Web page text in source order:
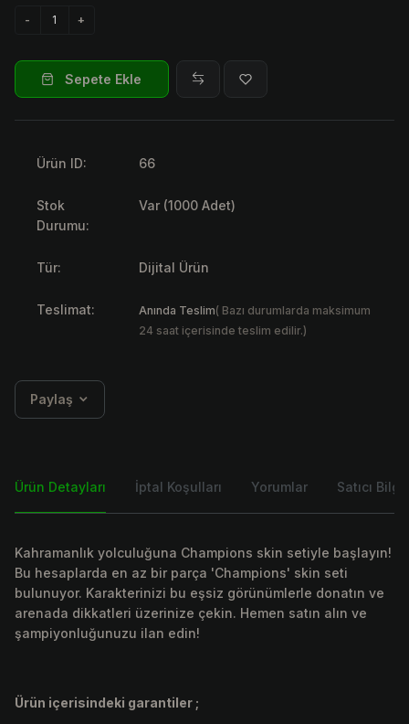
Sepete Ekle
Ürün ID: 66
Stok
Durumu:
Var (1000 Adet)
Tür: Dijital Ürün
Teslimat: Anında Teslim( Bazı durumlarda maksimum
24 saat içerisinde teslim edilir.)
Paylaş
Ürün Detayları İptal Koşulları Yorumlar Satıcı
Kahramanlık yolculuğuna Champions skin setiyle başlayın!
Bu hesaplarda en az bir parça 'Champions' skin seti
bulunuyor. Karakterinizi bu eşsiz görünümlerle donatın ve
arenada dikkatleri üzerinize çekin. Hemen satın alın ve
şampiyonluğunuzu ilan edin!
Ürün içerisindeki garantiler ;